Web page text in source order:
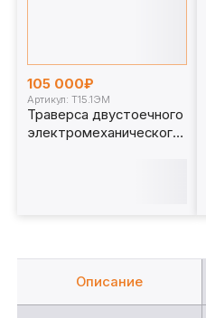
105 000₽
Артикул: Т15.1ЭМ
Траверса двустоечного
электромеханического
Описание